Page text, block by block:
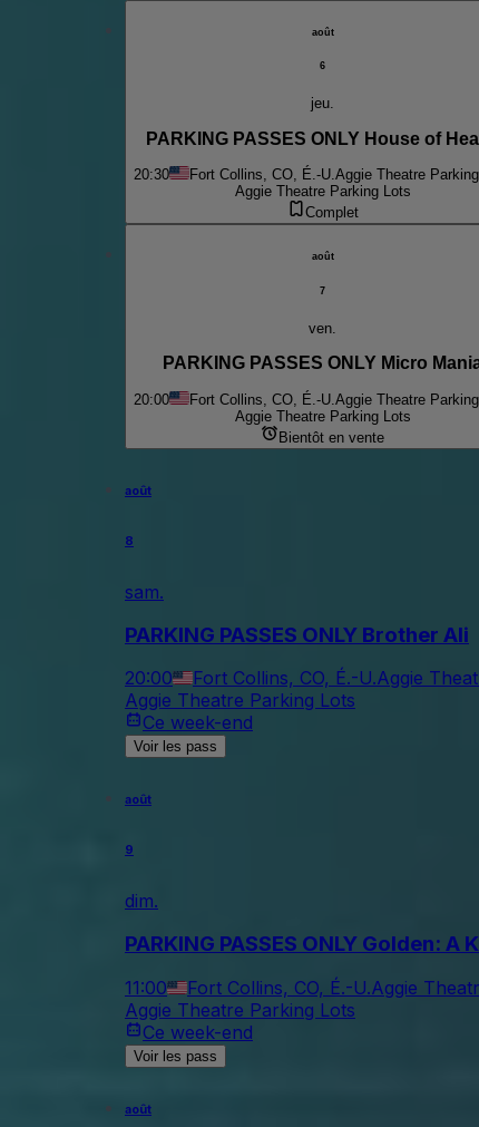
août
6
jeu.
PARKING PASSES ONLY House of
20:30 Fort Collins, CO, É.-U.Aggie Theatre
Aggie Theatre Parking Lots
Complet
août
7
ven.
PARKING PASSES ONLY Micro
20:00 Fort Collins, CO, É.-U.Aggie Theatre
Aggie Theatre Parking Lots
Bientôt en vente
août
8
sam.
PARKING PASSES ONLY Brother Ali
20:00 Fort Collins, CO, É.-U.Aggie
Aggie Theatre Parking Lots
Ce week-end
Voir les pass
août
9
dim.
PARKING PASSES ONLY Golden: A
11:00 Fort Collins, CO, É.-U.Aggie
Aggie Theatre Parking Lots
Ce week-end
Voir les pass
août